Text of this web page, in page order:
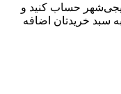
حساب کنید و
سبد خریدتان اضافه